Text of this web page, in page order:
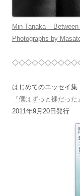
Min Tanaka –
Photographs by
はじめてのエッセイ集
『僕はずっと裸だっ
2011年9月20日発行